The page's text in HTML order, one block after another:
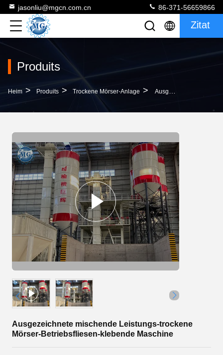
jasonliu@mgcn.com.cn 86-371-56659866
Zitat
Produits
Heim > Produits > Trockene Mörser-Anlage > Ausgezeichnete Mischende Leistungs-Trockene Mörser-Betriebsfliesen-Klebende Maschine
Ausgezeichnete mischende Leistungs-trockene
Mörser-Betriebsfliesen-klebende Maschine